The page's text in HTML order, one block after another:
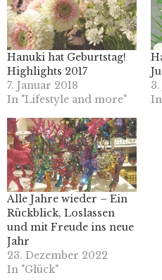
Hanuki hat Geburtstag!
Highlights 2017
7. Januar 2018
In "Lifestyle and more"
Alle Jahre wieder – Ein
Rückblick, Loslassen
und mit Freude ins neue
Jahr
23. Dezember 2022
In "Glück"